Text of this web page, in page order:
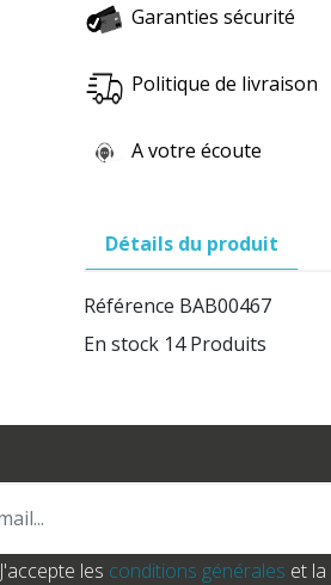
Garanties sécurité
Politique de livraison
A votre écoute
Détails du produit
Référence BAB00467
En stock 14 Produits
J'accepte les conditions générales et la